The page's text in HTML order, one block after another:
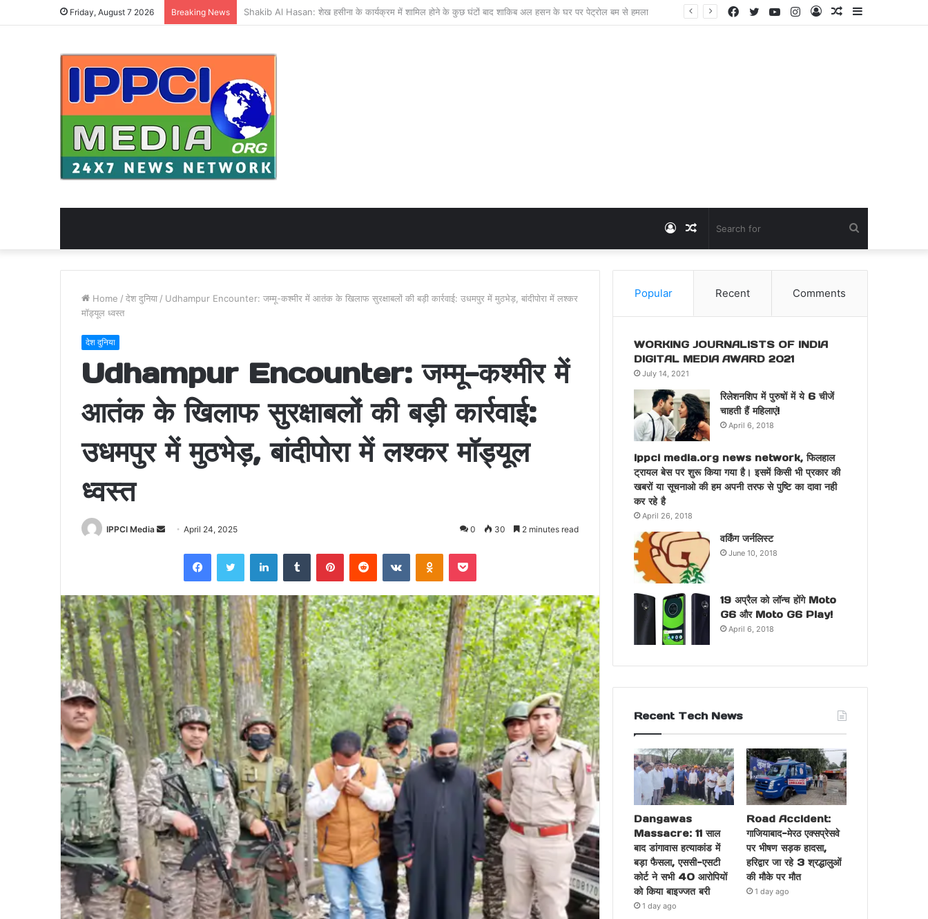
Friday, August 7 2026 Breaking News Sidebar
Random
Log
Instagram
YouTube
Twitter
Facebook
for
Random
Article
Log
In
Home / देश दुनिया / Udhampur Encounter: जम्मू-कश्मीर में आतंक के खिलाफ सुरक्षाबलों की बड़ी कार्रवाई: उधमपुर में मुठभेड़, बांदीपोरा में लश्कर
मॉड्यूल ध्वस्त
देश दुनिया
Udhampur Encounter: जम्मू-कश्मीर में
आतंक के खिलाफ सुरक्षाबलों की बड़ी कार्रवाई:
उधमपुर में मुठभेड़, बांदीपोरा में लश्कर मॉड्यूल
ध्वस्त
IPPCI Media
SendApril 24, 2025 0 30 2 minutes read
FacebookTwitter LinkedInTumblr PinterestReddit VKontakteOdnoklassniki
Pocket
Popular Recent Comments
WORKING JOURNALISTS OF INDIA
DIGITAL MEDIA AWARD 2021
July 14, 2021
रिलेशनशिप में पुरुषों में ये 6 चीजें
चाहती हैं महिलाएं!
April 6, 2018
ippci media.org news network, फिलहाल
ट्रायल बेस पर शुरू किया गया है। इसमें किसी भी प्रकार की
खबरों या सूचनाओ की हम अपनी तरफ से पुष्टि का दावा नही
कर रहे है
April 26, 2018
वर्किंग जर्नलिस्ट
June 10, 2018
19 अप्रैल को लॉन्च होंगे Moto
G6 और Moto G6 Play!
April 6, 2018
Recent Tech News
Dangawas
Massacre: 11 साल
बाद डांगावास हत्याकांड में
बड़ा फैसला, एससी-एसटी
कोर्ट ने सभी 40 आरोपियों
को किया बाइज्जत बरी
1 day ago
Road Accident:
गाजियाबाद-मेरठ एक्सप्रेसवे
पर भीषण सड़क हादसा,
हरिद्वार जा रहे 3 श्रद्धालुओं
की मौके पर मौत
1 day ago